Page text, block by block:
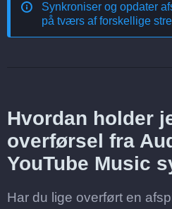
Synkroniser og opdater
på tværs af forskellige
Hvordan holder
overførsel fra
YouTube Music
Har du lige overført en